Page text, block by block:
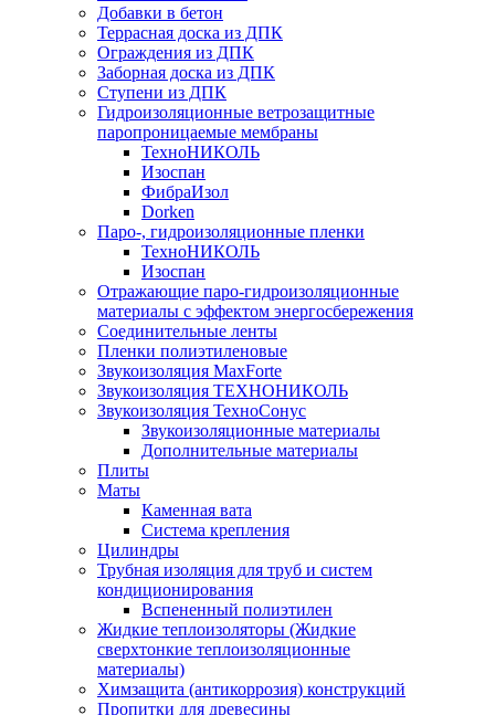
Добавки в бетон
Террасная доска из ДПК
Ограждения из ДПК
Заборная доска из ДПК
Ступени из ДПК
Гидроизоляционные ветрозащитные
паропроницаемые мембраны
ТехноНИКОЛЬ
Изоспан
ФибраИзол
Dorken
Паро-, гидроизоляционные пленки
ТехноНИКОЛЬ
Изоспан
Отражающие паро-гидроизоляционные
материалы с эффектом энергосбережения
Соединительные ленты
Пленки полиэтиленовые
Звукоизоляция MaxForte
Звукоизоляция ТЕХНОНИКОЛЬ
Звукоизоляция ТехноСонус
Звукоизоляционные материалы
Дополнительные материалы
Плиты
Маты
Каменная вата
Система крепления
Цилиндры
Трубная изоляция для труб и систем
кондиционирования
Вспененный полиэтилен
Жидкие теплоизоляторы (Жидкие
сверхтонкие теплоизоляционные
материалы)
Химзащита (антикоррозия) конструкций
Пропитки для древесины